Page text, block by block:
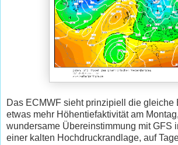
Das ECMWF sieht prinzipiell die gleiche
etwas mehr Höhentiefaktivität am
wundersame Übereinstimmung mit GFS
einer kalten Hochdruckrandlage, auf